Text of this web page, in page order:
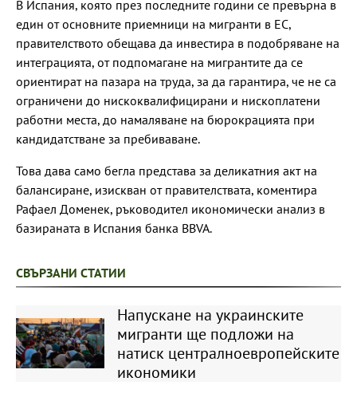
В Испания, която през последните години се превърна в
един от основните приемници на мигранти в ЕС,
правителството обещава да инвестира в подобряване на
интеграцията, от подпомагане на мигрантите да се
ориентират на пазара на труда, за да гарантира, че не са
ограничени до нискоквалифицирани и нископлатени
работни места, до намаляване на бюрокрацията при
кандидатстване за пребиваване.
Това дава само бегла представа за деликатния акт на
балансиране, изискван от правителствата, коментира
Рафаел Доменек, ръководител икономически анализ в
базираната в Испания банка BBVA.
СВЪРЗАНИ СТАТИИ
Напускане на украинските
мигранти ще подложи на
натиск централноевропейските
икономики